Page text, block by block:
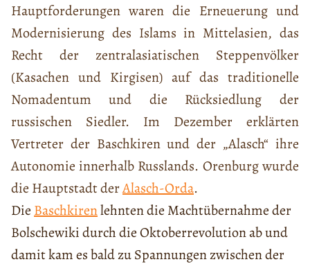
Hauptforderungen waren die Erneuerung und
Modernisierung des Islams in Mittelasien, das
Recht der zentralasiatischen Steppenvölker
(Kasachen und Kirgisen) auf das traditionelle
Nomadentum und die Rücksiedlung der
russischen Siedler. Im Dezember erklärten
Vertreter der Baschkiren und der „Alasch“ ihre
Autonomie innerhalb Russlands. Orenburg wurde
die Hauptstadt derAlasch-Orda.
Die Baschkirenlehnten die Machtübernahme der
Bolschewiki durch die Oktoberrevolution ab und
damit kam es bald zu Spannungen zwischen der